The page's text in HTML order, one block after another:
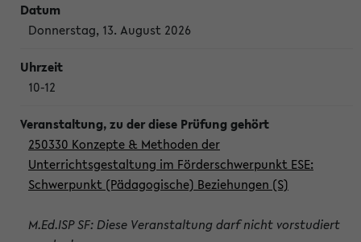
Donnerstag, 13. August 2026
10-12
250330 Konzepte & Methoden der
Unterrichtsgestaltung im Förderschwerpunkt ESE:
Schwerpunkt (Pädagogische) Beziehungen (S)
M.Ed.ISP SF: Diese Veranstaltung darf nicht vorstudiert